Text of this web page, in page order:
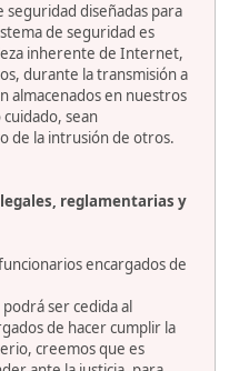
seguridad diseñadas para
de seguridad es
inherente de Internet,
durante la transmisión a
almacenados en nuestros
sean
de la intrusión de otros.
reglamentarias y
encargados de
ser cedida al
de hacer cumplir la
creemos que es